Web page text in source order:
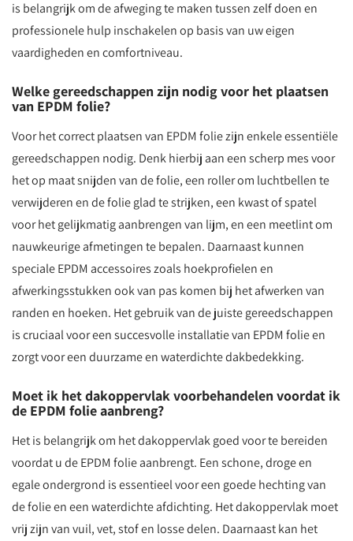
is belangrijk om de afweging te maken tussen zelf doen en
professionele hulp inschakelen op basis van uw eigen
vaardigheden en comfortniveau.
Welke gereedschappen zijn nodig voor het plaatsen
van EPDM folie?
Voor het correct plaatsen van EPDM folie zijn enkele essentiële
gereedschappen nodig. Denk hierbij aan een scherp mes voor
het op maat snijden van de folie, een roller om luchtbellen te
verwijderen en de folie glad te strijken, een kwast of spatel
voor het gelijkmatig aanbrengen van lijm, en een meetlint om
nauwkeurige afmetingen te bepalen. Daarnaast kunnen
speciale EPDM accessoires zoals hoekprofielen en
afwerkingsstukken ook van pas komen bij het afwerken van
randen en hoeken. Het gebruik van de juiste gereedschappen
is cruciaal voor een succesvolle installatie van EPDM folie en
zorgt voor een duurzame en waterdichte dakbedekking.
Moet ik het dakoppervlak voorbehandelen voordat ik
de EPDM folie aanbreng?
Het is belangrijk om het dakoppervlak goed voor te bereiden
voordat u de EPDM folie aanbrengt. Een schone, droge en
egale ondergrond is essentieel voor een goede hechting van
de folie en een waterdichte afdichting. Het dakoppervlak moet
vrij zijn van vuil, vet, stof en losse delen. Daarnaast kan het